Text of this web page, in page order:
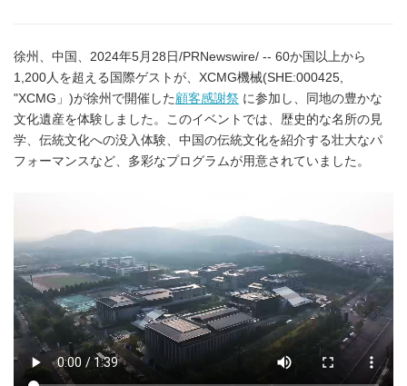
徐州、中国、2024年5月28日/PRNewswire/ -- 60か国以上から
1,200人を超える国際ゲストが、XCMG機械(SHE:000425,
"XCMG」)が徐州で開催した 顧客感謝祭 に参加し、同地の豊かな
文化遺産を体験しました。このイベントでは、歴史的な名所の見
学、伝統文化への没入体験、中国の伝統文化を紹介する壮大なパ
フォーマンスなど、多彩なプログラムが用意されていました。